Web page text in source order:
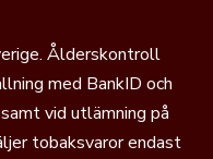
Ålderskontroll
med BankID och
vid utlämning på
tobaksvaror endast